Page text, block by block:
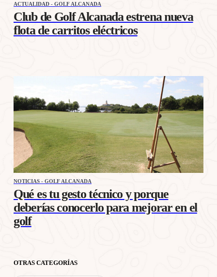
ACTUALIDAD - GOLF ALCANADA
Club de Golf Alcanada estrena nueva
flota de carritos eléctricos
NOTICIAS - GOLF ALCANADA
Qué es tu gesto técnico y porque
deberías conocerlo para mejorar en el
golf
OTRAS CATEGORÍAS